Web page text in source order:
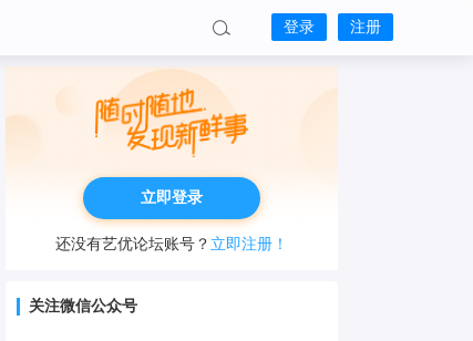
登录 注册
立即登录
还没有艺优论坛账号？ 立即注册！
关注微信公众号